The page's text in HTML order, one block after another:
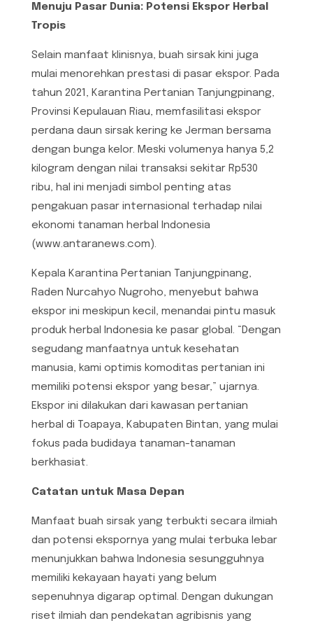
Menuju Pasar Dunia: Potensi Ekspor Herbal
Tropis
Selain manfaat klinisnya, buah sirsak kini juga
mulai menorehkan prestasi di pasar ekspor. Pada
tahun 2021, Karantina Pertanian Tanjungpinang,
Provinsi Kepulauan Riau, memfasilitasi ekspor
perdana daun sirsak kering ke Jerman bersama
dengan bunga kelor. Meski volumenya hanya 5,2
kilogram dengan nilai transaksi sekitar Rp530
ribu, hal ini menjadi simbol penting atas
pengakuan pasar internasional terhadap nilai
ekonomi tanaman herbal Indonesia
(www.antaranews.com).
Kepala Karantina Pertanian Tanjungpinang,
Raden Nurcahyo Nugroho, menyebut bahwa
ekspor ini meskipun kecil, menandai pintu masuk
produk herbal Indonesia ke pasar global. “Dengan
segudang manfaatnya untuk kesehatan
manusia, kami optimis komoditas pertanian ini
memiliki potensi ekspor yang besar,” ujarnya.
Ekspor ini dilakukan dari kawasan pertanian
herbal di Toapaya, Kabupaten Bintan, yang mulai
fokus pada budidaya tanaman-tanaman
berkhasiat.
Catatan untuk Masa Depan
Manfaat buah sirsak yang terbukti secara ilmiah
dan potensi ekspornya yang mulai terbuka lebar
menunjukkan bahwa Indonesia sesungguhnya
memiliki kekayaan hayati yang belum
sepenuhnya digarap optimal. Dengan dukungan
riset ilmiah dan pendekatan agribisnis yang